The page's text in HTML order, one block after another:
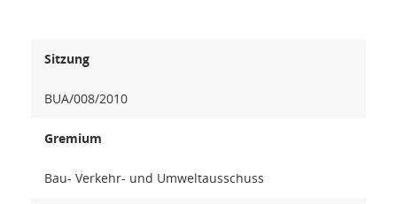
Sitzung
BUA/008/2010
Gremium
Bau- Verkehr- und Umweltausschuss